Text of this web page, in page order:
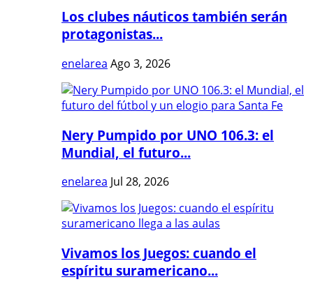
Los clubes náuticos también serán
protagonistas...
enelarea Ago 3, 2026
Nery Pumpido por UNO 106.3: el
Mundial, el futuro...
enelarea Jul 28, 2026
Vivamos los Juegos: cuando el
espíritu suramericano...